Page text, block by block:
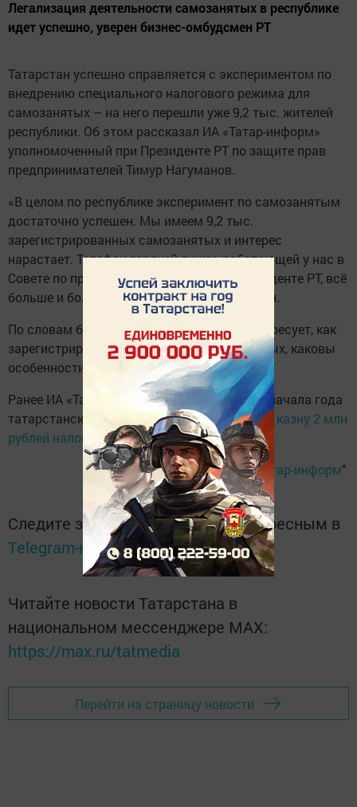
Легализация деятельности самозанятых в республике
идет успешно, уверен бизнес-омбудсмен РТ
Татарстан успешно справляется с экспериментом по
внедрению специального налогового режима для
самозанятых – на него перешли уже 9,2 тыс. жителей
республики. Об этом рассказал ИА «Татар-информ»
уполномоченный при Президенте РТ по защите прав
предпринимателей Тимур Нагуманов.
«В целом по республике эксперимент по самозанятым
достаточно успешен. Мы имеем 9,2 тыс.
зарегистрированных самозанятых и интерес
нарастает. Телефон горячей линии, работающей у нас в
Совете по предпринимательству при Президенте РТ, всё
больше и больше накаляется», – пояснил он.
По словам бизнес-омбудсмена, людей интересует, как
зарегистрироваться в качестве самозанятых, каковы
особенности этого налогового режима.
Ранее ИА «Татар-информ» сообщало, что с начала года
татарстанские самозанятыеперечислили в казну 2 млн
рублей налогов
.
Ксения Перепеченова, "Татар-информ"
Следите за самым важным и интересным в
Telegram-канале Татмедиа
Читайте новости Татарстана в
национальном мессенджере MАХ:
https://max.ru/tatmedia
Перейти на страницу новости